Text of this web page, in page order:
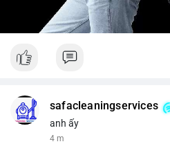
safacleaningservices
anh ấy
4 m